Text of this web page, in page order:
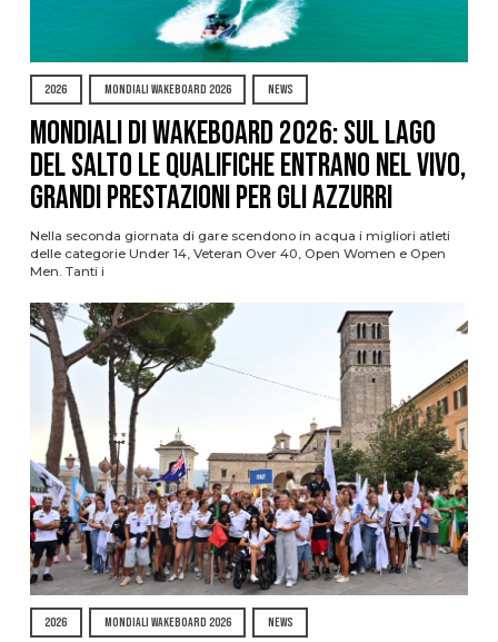
2026 MONDIALI WAKEBOARD 2026 NEWS
Mondiali di Wakeboard 2026: sul Lago
del Salto le qualifiche entrano nel vivo,
grandi prestazioni per gli azzurri
Nella seconda giornata di gare scendono in acqua i migliori atleti
delle categorie Under 14, Veteran Over 40, Open Women e Open
Men. Tanti i
2026 MONDIALI WAKEBOARD 2026 NEWS